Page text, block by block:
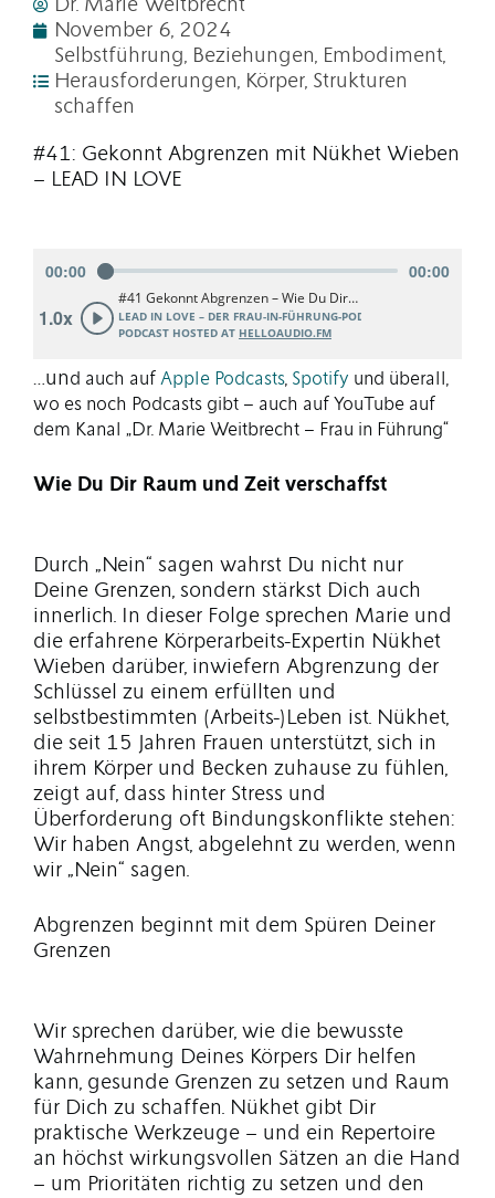
Dr. Marie Weitbrecht
November 6, 2024
Selbstführung, Beziehungen, Embodiment,
Herausforderungen, Körper, Strukturen
schaffen
#41: Gekonnt Abgrenzen mit Nükhet Wieben
– LEAD IN LOVE
…und auch auf Apple Podcasts Spotify und überall,
wo es noch Podcasts gibt – auch auf YouTube auf
dem Kanal „Dr. Marie Weitbrecht – Frau in Führung“
Wie Du Dir Raum und Zeit verschaffst
Durch „Nein“ sagen wahrst Du nicht nur
Deine Grenzen, sondern stärkst Dich auch
innerlich. In dieser Folge sprechen Marie und
die erfahrene Körperarbeits-Expertin Nükhet
Wieben darüber, inwiefern Abgrenzung der
Schlüssel zu einem erfüllten und
selbstbestimmten (Arbeits-)Leben ist. Nükhet,
die seit 15 Jahren Frauen unterstützt, sich in
ihrem Körper und Becken zuhause zu fühlen,
zeigt auf, dass hinter Stress und
Überforderung oft Bindungskonflikte stehen:
Wir haben Angst, abgelehnt zu werden, wenn
wir „Nein“ sagen.
Abgrenzen beginnt mit dem Spüren Deiner
Grenzen
Wir sprechen darüber, wie die bewusste
Wahrnehmung Deines Körpers Dir helfen
kann, gesunde Grenzen zu setzen und Raum
für Dich zu schaffen. Nükhet gibt Dir
praktische Werkzeuge – und ein Repertoire
an höchst wirkungsvollen Sätzen an die Hand
– um Prioritäten richtig zu setzen und den